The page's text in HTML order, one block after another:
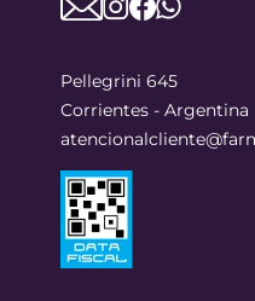
Pellegrini 645
Corrientes - Argentina